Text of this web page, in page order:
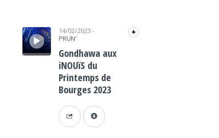
Lecteur audio 14/02/2023 -
PRUN'
+
Gondhawa aux
iNOUïS du
Printemps de
Bourges 2023